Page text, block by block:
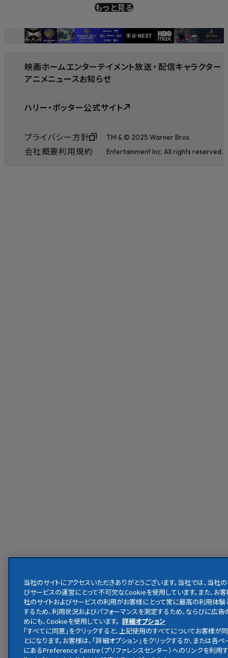
もっと見る
映画ホームエンターテイメント放送・ 配信キャラクター
アニメニュースお知らせ
ハリー・ポッター公式サイト
プライバシー方針
会社概要利用規約
TM & © 2025 Warner Bros.
Entertainment Inc. All rights reserved.
当社のサイトにアクセスいただきありがとうございます。当社では、当社の
びサービスの運営にとって不可欠なCookieを使用しています。また、お
社のサイトおよびサービスの利用がお客様にとって常に最高の利用体験
するため、利用状況およびパフォーマンスを測定するため、ならびに広
めにも、Cookieを使用しています。 詳細オプション
「すべてに同意」をクリックすると、上記使用のすべてについてお客様が
とになります。お客様は、「詳細オプション」をクリックするか、または各
にあるPreference Centre（プリファレンスセンター）へのリンクを利用